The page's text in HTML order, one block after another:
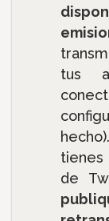
tus
tienes
de